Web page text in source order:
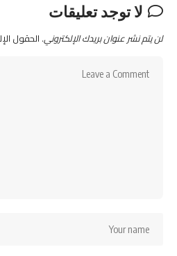
لا توجد تعليقات
لن يتم نشر عنوان بريدك الإلكتروني. الحقول